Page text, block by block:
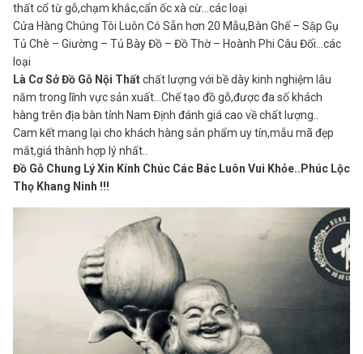
thất cổ từ gỗ,chạm khắc,cẩn ốc xà cừ…các loại
Cửa Hàng Chúng Tôi Luôn Có Sẵn hơn 20 Mẫu,Bàn Ghế – Sập Gụ
Tủ Chè – Giường – Tủ Bày Đồ – Đồ Thờ – Hoành Phi Câu Đối…các
loại
Là Cơ Sở Đồ Gỗ Nội Thấtchất lượng với bề dày kinh nghiệm lâu
năm trong lĩnh vực sản xuất…Chế tạo đồ gỗ,được đa số khách
hàng trên địa bàn tỉnh Nam Định đánh giá cao về chất lượng..
Cam kết mang lại cho khách hàng sản phẩm uy tín,mẫu mã đẹp
mắt,giá thành hợp lý nhất..
Đồ Gỗ Chung Lý Xin Kính Chúc Các Bác Luôn Vui Khỏe..Phúc Lộc
Thọ Khang Ninh !!!